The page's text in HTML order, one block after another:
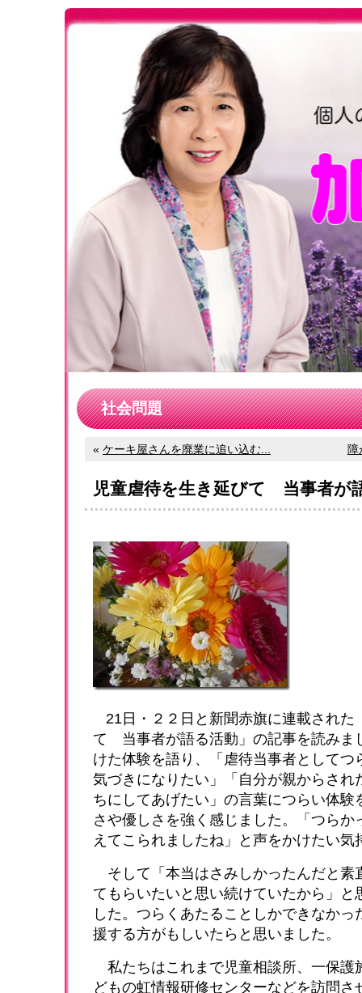
社会問題
« ケーキ屋さんを廃業に追い込む... 障
児童虐待を生き延びて 当事者が
21日・２２日と新聞赤旗に連載された
て 当事者が語る活動」の記事を読みま
けた体験を語り、「虐待当事者としてつ
気づきになりたい」「自分が親からされ
ちにしてあげたい」の言葉につらい体験
さや優しさを強く感じました。「つらか
えてこられましたね」と声をかけたい気
そして「本当はさみしかったんだと素
てもらいたいと思い続けていたから」と
した。つらくあたることしかできなか
援する方がもしいたらと思いました。
私たちはこれまで児童相談所、一保護
どもの虹情報研修センターなどを訪問さ